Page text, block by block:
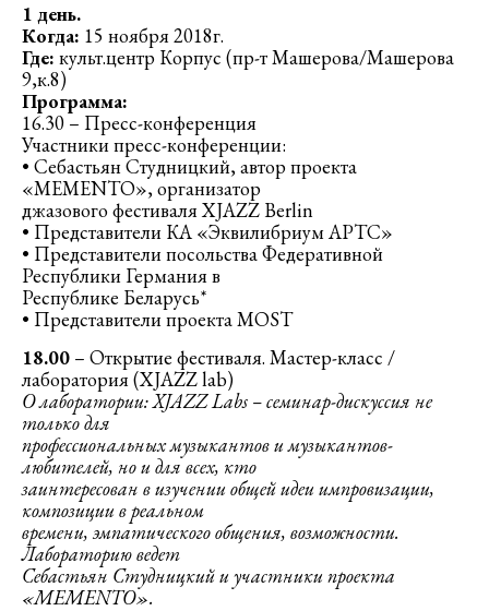
1 день.
Когда: 15 ноября 2018г.
Где: культ.центр Корпус (пр-т Машерова/Машерова
9,к.8)
Программа:
16.30 – Пресс-конференция
Участники пресс-конференции:
• Cебастьян Студницкий, автор проекта
«MEMENTO», организатор
джазового фестиваля XJAZZ Berlin
• Представители КА «Эквилибриум АРТС»
• Представители посольства Федеративной
Республики Германия в
Республике Беларусь*
• Представители проекта MOST
18.00 – Открытие фестиваля. Мастер-класс /
лаборатория (XJAZZ lab)
О лаборатории: XJAZZ Labs – семинар-дискуссия не
только для
профессиональных музыкантов и музыкантов-
любителей, но и для всех, кто
заинтересован в изучении общей идеи импровизации,
композиции в реальном
времени, эмпатического общения, возможности.
Лабораторию ведет
Себастьян Студницкий и участники проекта
«MEMENTO».